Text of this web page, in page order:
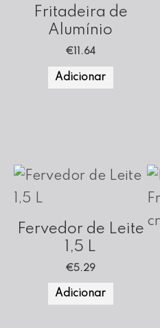
Fritadeira de
Alumínio
€ 11.64
Adicionar
Fervedor de Leite
1,5 L
€5.29
Adicionar